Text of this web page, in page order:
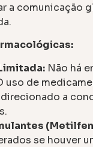
a comunicação
Não há
uso de
a
se houver